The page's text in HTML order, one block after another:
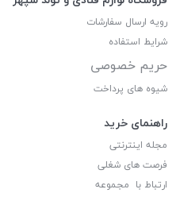
رویه ارسال سفارشات
شرایط استفاده
حریم خصوصی
شیوه های پرداخت
راهنمای خرید
مجله اینترنتی
فرصت های شغلی
ارتباط با مجموعه